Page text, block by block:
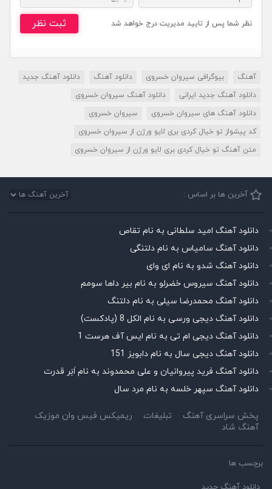
نظر شما پس از تایید مدیریت درج خواهد شد ثبت نظر
آهنگ بیوگرافی سیروان خسروی دانلود آهنگ
دانلود آهنگ جدید
دانلود آهنگ جدید ایرانی
دانلود آهنگ سیروان خسروی
دانلود آهنگ های سیروان خسروی
سیروان خسروی
کد پیشواز تو خیال کردی بری لایو ورژن از سیروان خسروی
متن آهنگ تو خیال کردی بری لایو ورژن از سیروان خسروی
آخرین ها بر اساس :
دانلود آهنگ امید سلطانی به نام تقاص
دانلود آهنگ سامیاس به نام دلتنگی
دانلود آهنگ شدو به نام ای وای
دانلود آهنگ سیروس خضرلو به نام بیر داها سومم
دانلود آهنگ محمدرضا سیلی به نام دلتنگ
دانلود آهنگ دیجی ورسی به نام الکل 8 (پادکست)
دانلود آهنگ دیجی ام تی به نام ایس آف هرست 1
دانلود آهنگ دیجی سال به نام دابویز 151
دانلود آهنگ فرید پیروانیان و علی محمدوند به نام اَبَر قدرت
دانلود آهنگ سپهر خلسه به نام مرد سال
پخش سراسری آهنگ تبلیغات
ریمیکس فیس وان موزیک
آهنگ شاد
برچسب ها